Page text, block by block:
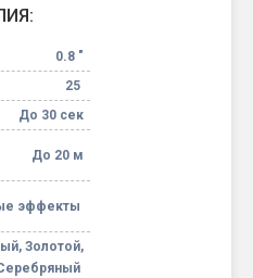
для
0.8 "
25
До 30 сек
До 20 м
эффекты
Золотой,